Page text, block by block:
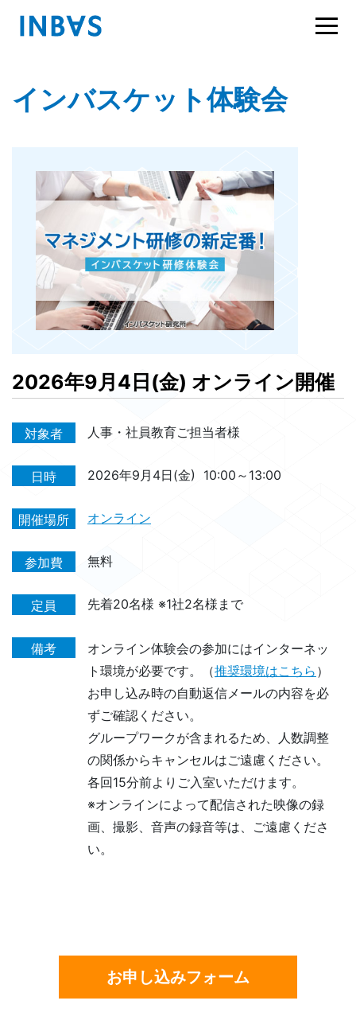
インバスケット体験会
2026年9月4日(金) オンライン開催
対象者 人事・社員教育ご担当者様
日時 2026年9月4日(金) 10:00～13:00
開催場所 オンライン
参加費 無料
定員 先着20名様 ※1社2名様まで
備考
オンライン体験会の参加にはインターネッ
ト環境が必要です。（推奨環境はこちら ）
お申し込み時の自動返信メールの内容を必
ずご確認ください。
グループワークが含まれるため、人数調整
の関係からキャンセルはご遠慮ください。
各回15分前よりご入室いただけます。
※オンラインによって配信された映像の録
画、撮影、音声の録音等は、ご遠慮くださ
い。
お申し込みフォーム